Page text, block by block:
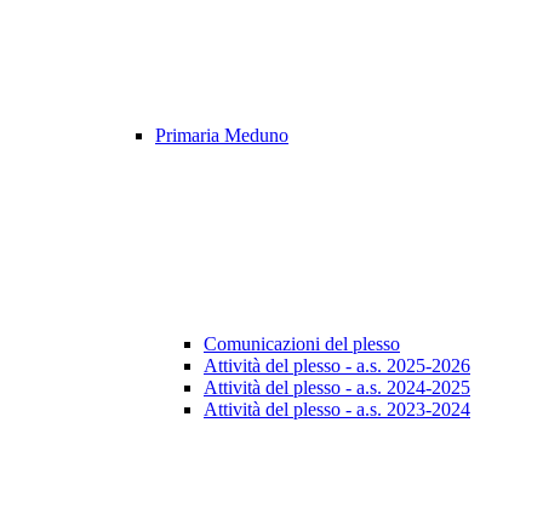
Primaria Meduno
Comunicazioni del plesso
Attività del plesso - a.s. 2025-2026
Attività del plesso - a.s. 2024-2025
Attività del plesso - a.s. 2023-2024